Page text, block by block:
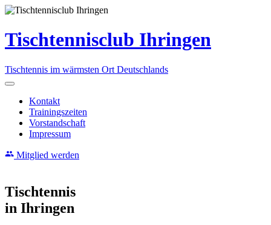
Skip
content
Tischtennisclub Ihringen
Tischtennis im wärmsten Ort Deutschlands
Menu
Kontakt
Trainingszeiten
Vorstandschaft
Impressum
Mitglied werden
Tischtennis
in Ihringen